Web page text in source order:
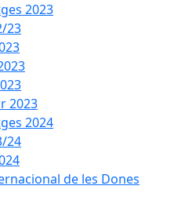
2023
23
2023
2024
24
de les Dones